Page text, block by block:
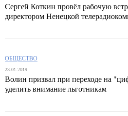
Сергей Коткин провёл рабочую
директором Ненецкой
ОБЩЕСТВО
23.01.2019
Волин призвал при переходе на
уделить внимание льготникам